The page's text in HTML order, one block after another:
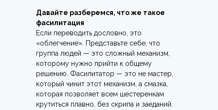
Давайте разберемся, что же такое
фасилитация
Если переводить дословно, это
«облегчение». Представьте себе, что
группа людей — это сложный механизм,
которому нужно прийти к общему
решению. Фасилитатор — это не мастер,
который чинит этот механизм, а смазка,
которая позволяет всем шестеренкам
крутиться плавно, без скрипа и заеданий.